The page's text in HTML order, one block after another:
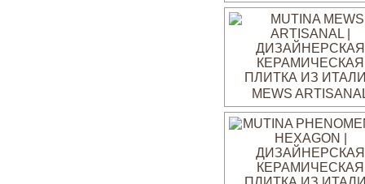
MEWS